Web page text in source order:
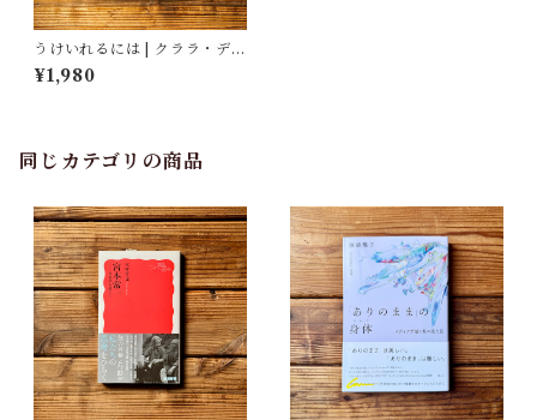
うけいれるには | クララ・デュ
ポン＝モノ, 松本 百合子(翻訳)
¥1,980
同じカテゴリの商品